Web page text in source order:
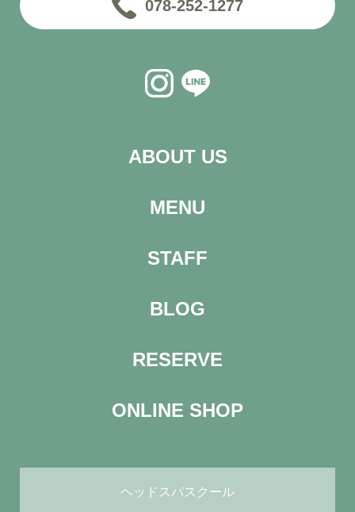
078-252-1277
ABOUT US
MENU
STAFF
BLOG
RESERVE
ONLINE SHOP
ヘッドスパスクール